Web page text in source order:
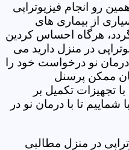
رو انجام فیزیوتراپی
از بیماری های
هرگاه احساس کردین
در منزل دارید می
نو درخواست خود را
ممکن پرسنل
تجهیزات تکمیل بر
شماییم تا با درمان نو در
در منزل مطالبی